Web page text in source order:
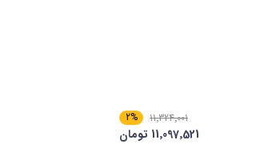
11٬324٬001
2%
11٬097٬521 تومان